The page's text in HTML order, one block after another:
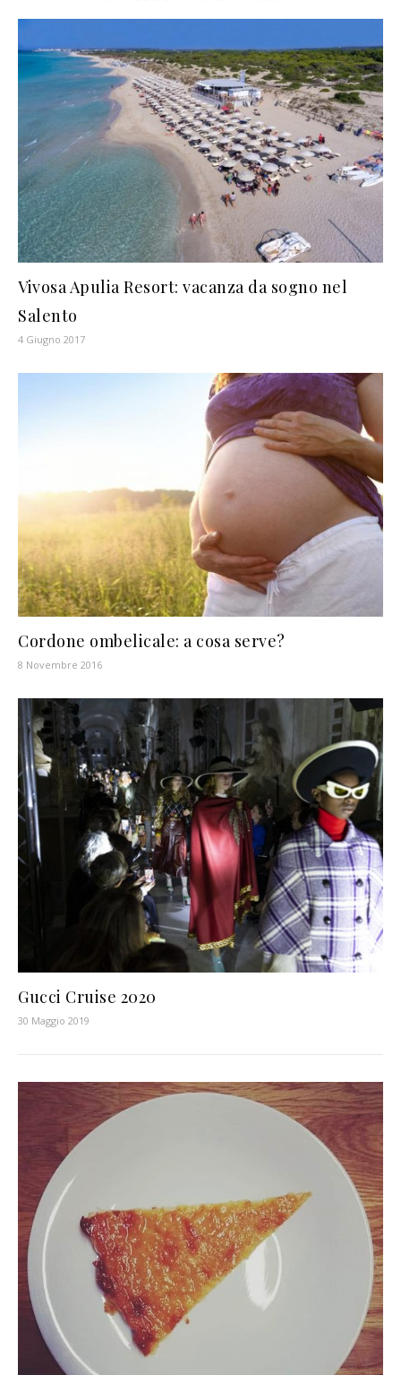
Vivosa Apulia Resort: vacanza da sogno nel
Salento
4 Giugno 2017
Cordone ombelicale: a cosa serve?
8 Novembre 2016
Gucci Cruise 2020
30 Maggio 2019